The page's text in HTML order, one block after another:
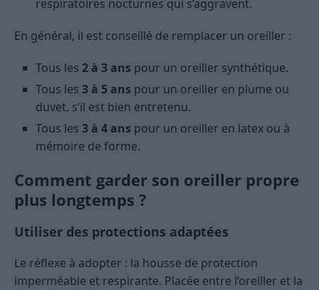
respiratoires nocturnes qui s’aggravent.
En général, il est conseillé de remplacer un oreiller :
Tous les 2 à 3 ans pour un oreiller synthétique.
Tous les 3 à 5 ans pour un oreiller en plume ou
duvet, s’il est bien entretenu.
Tous les 3 à 4 ans pour un oreiller en latex ou à
mémoire de forme.
Comment garder son oreiller propre
plus longtemps ?
Utiliser des protections adaptées
Le réflexe à adopter : la housse de protection
imperméable et respirante. Placée entre l’oreiller et la